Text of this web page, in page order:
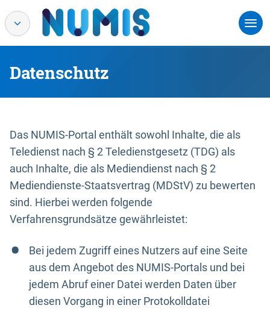
Datenschutz
Das NUMIS-Portal enthält sowohl Inhalte, die als
Teledienst nach § 2 Teledienstgesetz (TDG) als
auch Inhalte, die als Mediendienst nach § 2
Mediendienste-Staatsvertrag (MDStV) zu bewerten
sind. Hierbei werden folgende
Verfahrensgrundsätze gewährleistet:
Bei jedem Zugriff eines Nutzers auf eine Seite
aus dem Angebot des NUMIS-Portals und bei
jedem Abruf einer Datei werden Daten über
diesen Vorgang in einer Protokolldatei